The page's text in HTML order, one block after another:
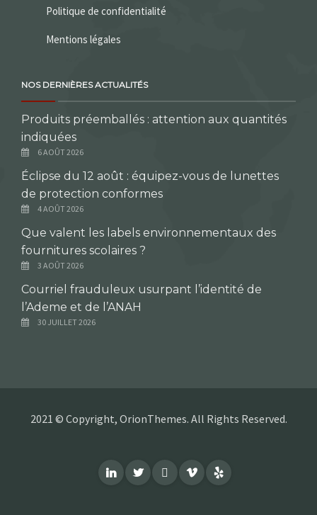
Politique de confidentialité
Mentions légales
NOS DERNIÈRES ACTUALITÉS
Produits préemballés : attention aux quantités
indiquées
6 AOÛT 2026
Éclipse du 12 août : équipez-vous de lunettes
de protection conformes
4 AOÛT 2026
Que valent les labels environnementaux des
fournitures scolaires ?
3 AOÛT 2026
Courriel frauduleux usurpant l’identité de
l’Ademe et de l’ANAH
30 JUILLET 2026
2021 © Copyright, OrionThemes. All Rights Reserved.